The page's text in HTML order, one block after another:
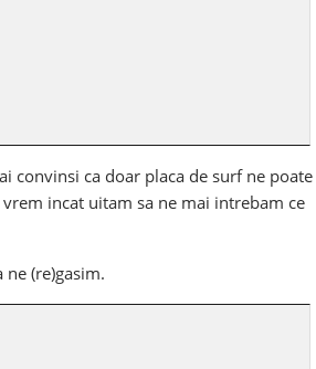
convinsi ca doar placa de surf ne poate
incat uitam sa ne mai intrebam ce
(re)gasim.